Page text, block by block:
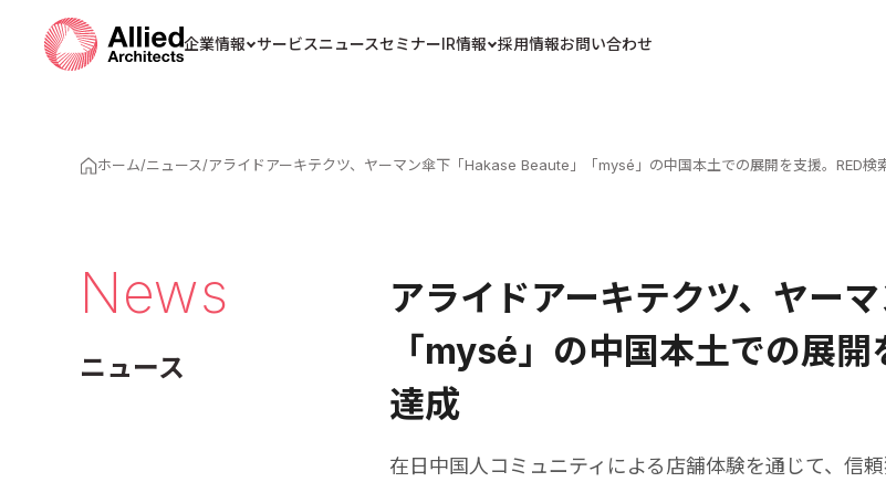
企業情報 サービスニュースセミナーIR情報 採用情報お問い合わせ
ホーム/ニュース/アライドアーキテクツ、ヤーマン傘下「Hakase Beaute」「mysé」の中国本土での展開を支援。RED検
News
ニュース
アライドアーキテクツ、ヤー
「mysé」の中国本土での展
達成
在日中国人コミュニティによる店舗体験を通じて、信